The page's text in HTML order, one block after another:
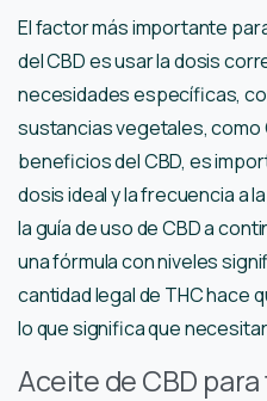
El factor más importante
del CBD es usar la dosis
necesidades específicas,
sustancias vegetales, como
beneficios del CBD, es
dosis ideal y la frecuencia a
la guía de uso de CBD a
una fórmula con niveles
cantidad legal de THC hace
lo que significa que
Aceite de CBD